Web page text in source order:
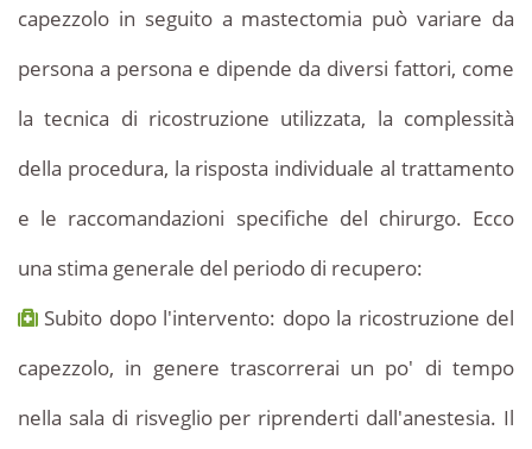
capezzolo in seguito a mastectomia può variare da
persona a persona e dipende da diversi fattori, come
la tecnica di ricostruzione utilizzata, la complessità
della procedura, la risposta individuale al trattamento
e le raccomandazioni specifiche del chirurgo. Ecco
una stima generale del periodo di recupero:
Subito dopo l'intervento: dopo la ricostruzione del
capezzolo, in genere trascorrerai un po' di tempo
nella sala di risveglio per riprenderti dall'anestesia. Il